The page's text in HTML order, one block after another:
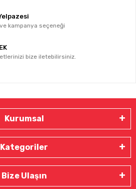
kampanya seçeneği
bize iletebilirsiniz.
Kurumsal
Kategoriler
Bize Ulaşın